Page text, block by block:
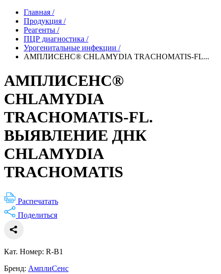
Главная /
Продукция /
Реагенты /
ПЦР диагностика /
Урогенитальные инфекции /
АМПЛИСЕНС® CHLAMYDIA TRACHOMATIS-FL...
АМПЛИСЕНС®
CHLAMYDIA
TRACHOMATIS-FL.
ВЫЯВЛЕНИЕ ДНК
CHLAMYDIA
TRACHOMATIS
Распечатать
Поделиться
Кат. Номер: R-B1
Бренд: АмплиСенс